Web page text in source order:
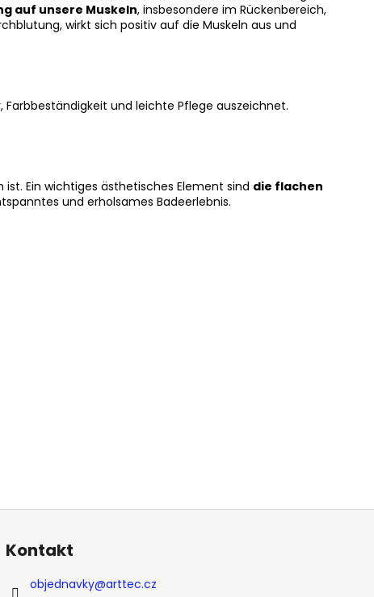
auf unsere Muskeln, insbesondere im Rückenbereich,
wirkt sich positiv auf die Muskeln aus und
und leichte Pflege auszeichnet.
Ein wichtiges ästhetisches Element sind die flachen
und erholsames Badeerlebnis.
Kontakt
objednavky@arttec.cz